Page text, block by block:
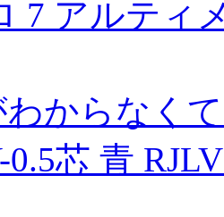
7 アルティ
からなく
芯 青